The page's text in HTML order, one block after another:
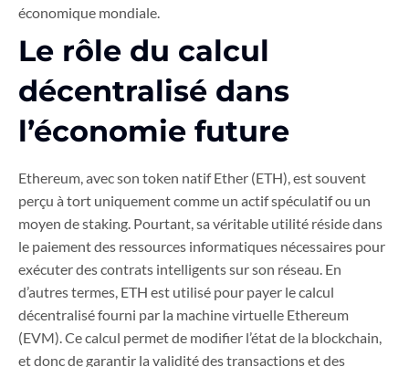
économique mondiale.
Le rôle du calcul
décentralisé dans
l’économie future
Ethereum, avec son token natif Ether (ETH), est souvent
perçu à tort uniquement comme un actif spéculatif ou un
moyen de staking. Pourtant, sa véritable utilité réside dans
le paiement des ressources informatiques nécessaires pour
exécuter des contrats intelligents sur son réseau. En
d’autres termes, ETH est utilisé pour payer le calcul
décentralisé fourni par la machine virtuelle Ethereum
(EVM). Ce calcul permet de modifier l’état de la blockchain,
et donc de garantir la validité des transactions et des